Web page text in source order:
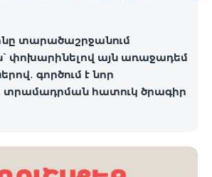
տարածաշրջանում
փոխարինելով այն առաջադեմ
գործում է նոր
տրամադրման հատուկ ծրագիր